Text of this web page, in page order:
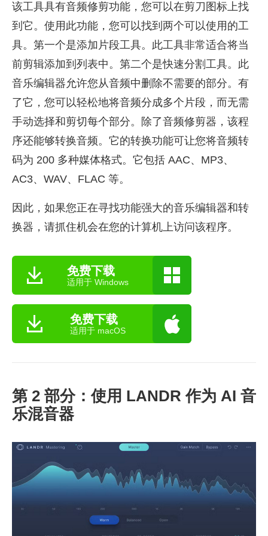
该工具具有音频修剪功能，您可以在剪刀图标上找
到它。使用此功能，您可以找到两个可以使用的工
具。第一个是添加片段工具。此工具非常适合将当
前剪辑添加到列表中。第二个是快速分割工具。此
音乐编辑器允许您从音频中删除不需要的部分。有
了它，您可以轻松地将音频分成多个片段，而无需
手动选择和剪切每个部分。除了音频修剪器，该程
序还能够转换音频。它的转换功能可让您将音频转
码为 200 多种媒体格式。它包括 AAC、MP3、
AC3、WAV、FLAC 等。
因此，如果您正在寻找功能强大的音乐编辑器和转
换器，请抓住机会在您的计算机上访问该程序。
免费下载
适用于 Windows
免费下载
适用于 macOS
第 2 部分：使用 LANDR 作为 AI 音
乐混音器